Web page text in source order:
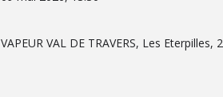
VAPEUR VAL DE TRAVERS, Les Eterpilles,